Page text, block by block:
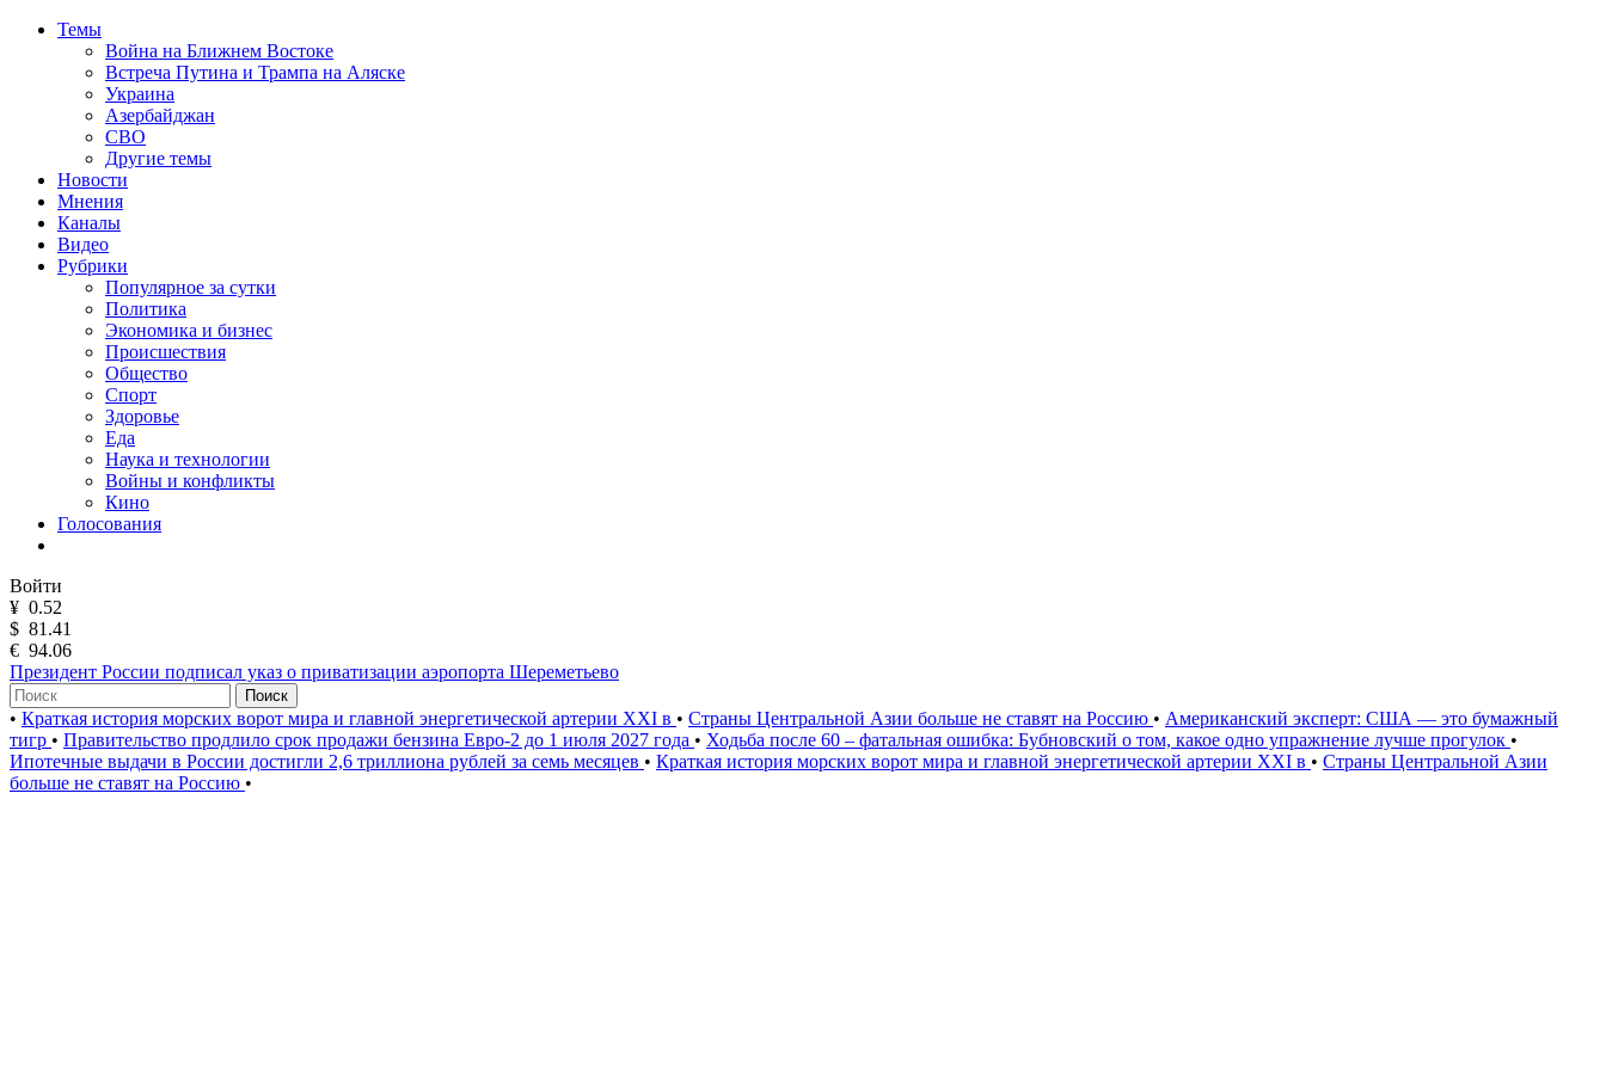
Темы
Война на Ближнем Востоке
Встреча Путина и Трампа на Аляске
Украина
Азербайджан
СВО
Другие темы
Новости
Мнения
Каналы
Видео
Рубрики
Популярное за сутки
Политика
Экономика и бизнес
Происшествия
Общество
Спорт
Здоровье
Еда
Наука и технологии
Войны и конфликты
Кино
Голосования
Войти
¥ 0.52
$ 81.41
€ 94.06
Президент России подписал указ о приватизации аэропорта Шереметьево
Поиск
• Краткая история морских ворот мира и главной энергетической артерии XXI в • Страны Центральной Азии больше не ставят на Россию • Американский эксперт: США — это бумажный
тигр • Правительство продлило срок продажи бензина Евро-2 до 1 июля 2027 года • Ходьба после 60 – фатальная ошибка: Бубновский о том, какое одно упражнение лучше прогулок •
Ипотечные выдачи в России достигли 2,6 триллиона рублей за семь месяцев • Краткая история морских ворот мира и главной энергетической артерии XXI в • Страны Центральной Азии
больше не ставят на Россию •